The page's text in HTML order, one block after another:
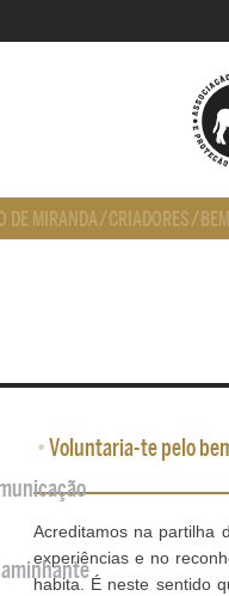
DE MIRANDA/CRIADORES/
•Voluntaria-te pelo
Acreditamos na partilha
experiências e no
habita. É neste sentido